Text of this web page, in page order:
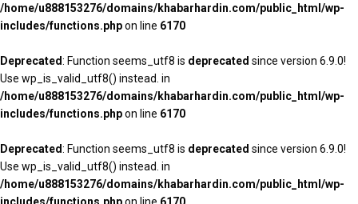
/home/u888153276/domains/khabarhardin.com/public_html/wp-
includes/functions.phpon line 6170
Deprecated: Function seems_utf8 is deprecated since version 6.9.0!
Use wp_is_valid_utf8() instead. in
/home/u888153276/domains/khabarhardin.com/public_html/wp-
includes/functions.phpon line 6170
Deprecated: Function seems_utf8 is deprecated since version 6.9.0!
Use wp_is_valid_utf8() instead. in
/home/u888153276/domains/khabarhardin.com/public_html/wp-
includes/functions.phpon line 6170